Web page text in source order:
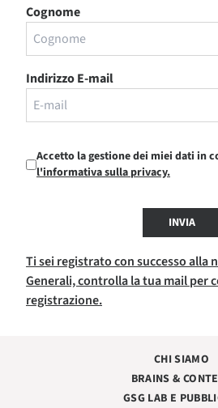
Cognome
Indirizzo E-mail
Accetto la gestione dei miei dati in
l'informativa sulla privacy.
INVIA
Ti sei registrato con successo alla
Generali, controlla la tua mail per
registrazione.
CHI SIAMO
BRAINS &
GSG LAB E